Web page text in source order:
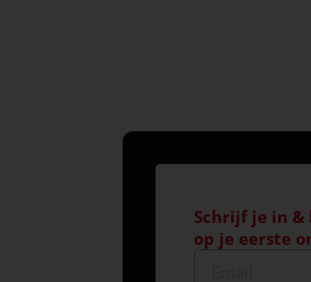
Schrijf je in
op je eerste